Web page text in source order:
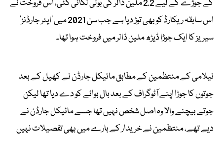
کے جوڑے کے لیے 2.2 ملین ڈالر کی بولی لگائی گئی، اس فروخت نے
اس سابقہ ریکارڈ کو بھی توڑ دیا ہے جب سن 2021 میں 'ایئر جارڈنز'
سیریز کا ایک جوڑا ڈیڑھ ملین ڈالر میں فروخت ہوا تھا۔
نیلامی کے منتظمین کے مطابق مائیکل جارڈن نے کھیل کے بعد
جوتوں کا جوڑا اپنے آٹوگراف کے بعد بال بوائے کو دے دیا تھا لیکن
جوتے بیچنے والا وہ اصل شخص نہیں تھا جسے مائیکل جارڈن نے
دیے تھے، منتظمین نے خریدار کے بارے میں بھی تفصیلات نہیں